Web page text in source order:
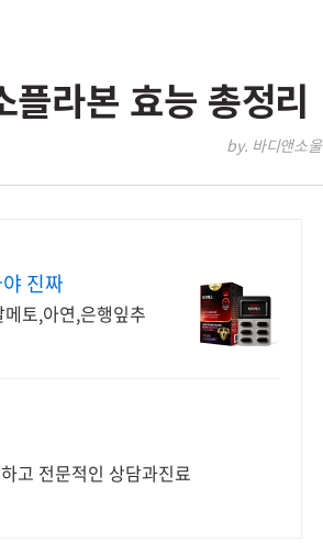
라본 효능 총정리
by. 바디앤소울
진짜
토,아연,은행잎추
고 전문적인 상담과진료